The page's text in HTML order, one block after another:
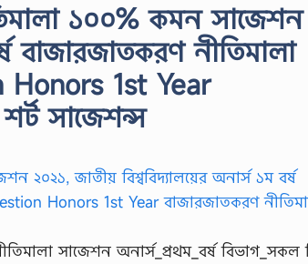
১০০% কমন
বাজারজাতকরণ নীতিমালা
1st Year
সাজেশন্স
সাজেশন অনার্স_প্রথম_বর্ষ বিভাগ_সকল